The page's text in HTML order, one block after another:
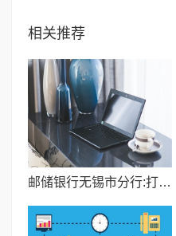
相关推荐
邮储银行无锡市分行:打造“金融+服务”养老生态,托举幸福“夕阳红”